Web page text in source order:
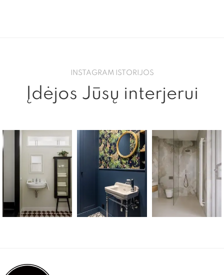
INSTAGRAM ISTORIJOS
Įdėjos Jūsų interjerui